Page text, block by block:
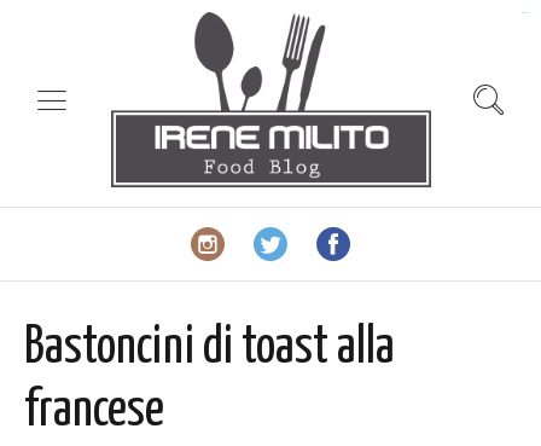
Bastoncini di toast alla
francese